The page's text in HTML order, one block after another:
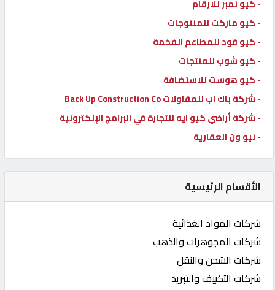
- كيو نمبر للارقام
- كيو ماركت للمنتوجات
- كيو فود للمطاعم الفخمة
- كيو شوب للمنتجات
- كيو هوست للاستضافة
- شركة باك اب للمقاولات Back Up Construction Co
- شركة أراضي كيو ايه للتجارة في البرامج الإلكترونية
- نيو ون العقارية
الأقسام الرئيسية
شركات المواد الغذائية
شركات المجوهرات والذهب
شركات الشحن والنقل
شركات التكييف والتبريد